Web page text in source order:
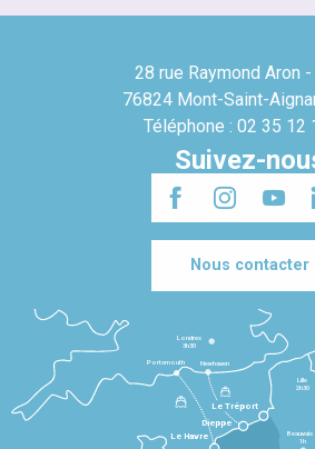
28 rue Raymond Aron
76824 Mont-Saint-
Téléphone : 02 35 12
Suivez-
Nous contacter
Le Havre
Dieppe
Le Tréport
Beauvais
1h
Lille
2h30
Londres
3h30
Newhaven
Portsmouth